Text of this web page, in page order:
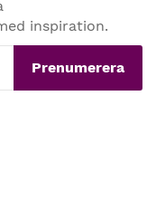
inspiration.
Prenumerera